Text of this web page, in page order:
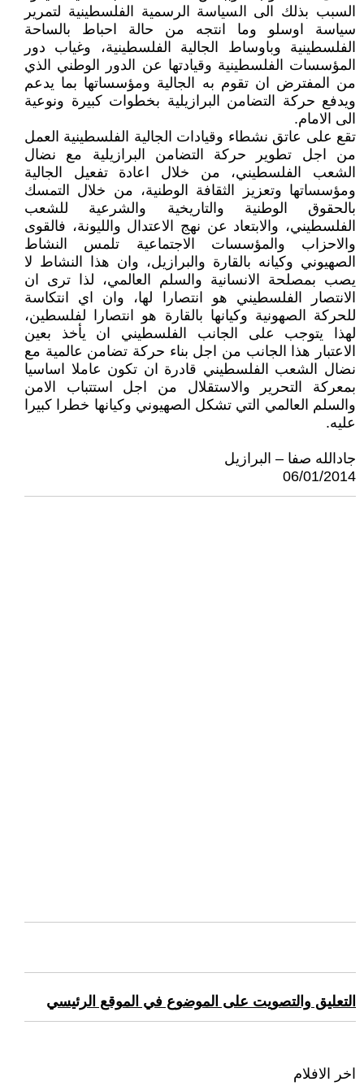
السبب بذلك الى السياسة الرسمية الفلسطينية لتمرير
سياسة اوسلو وما انتجه من حالة احباط بالساحة
الفلسطينية وباوساط الجالية الفلسطينية، وغياب دور
المؤسسات الفلسطينية وقيادتها عن الدور الوطني الذي
من المفترض ان تقوم به الجالية ومؤسساتها بما يدعم
ويدفع حركة التضامن البرازيلية بخطوات كبيرة ونوعية
الى الامام.
تقع على عاتق نشطاء وقيادات الجالية الفلسطينية العمل
من اجل تطوير حركة التضامن البرازيلية مع نضال
الشعب الفلسطيني، من خلال اعادة تفعيل الجالية
ومؤسساتها وتعزيز الثقافة الوطنية، من خلال التمسك
بالحقوق الوطنية والتاريخية والشرعية للشعب
الفلسطيني، والابتعاد عن نهج الاعتدال والليونة، فالقوى
والاحزاب والمؤسسات الاجتماعية تلمس النشاط
الصهيوني وكيانه بالقارة والبرازيل، وان هذا النشاط لا
يصب بمصلحة الانسانية والسلم العالمي، لذا ترى ان
الانتصار الفلسطيني هو انتصارا لها، وان اي انتكاسة
للحركة الصهونية وكيانها بالقارة هو انتصارا لفلسطين،
لهذا يتوجب على الجانب الفلسطيني ان يأخذ بعين
الاعتبار هذا الجانب من اجل بناء حركة تضامن عالمية مع
نضال الشعب الفلسطيني قادرة ان تكون عاملا اساسيا
بمعركة التحرير والاستقلال من اجل استتباب الامن
والسلم العالمي التي تشكل الصهيوني وكيانها خطرا كبيرا
عليه.
جادالله صفا – البرازيل
06/01/2014
التعليق والتصويت على الموضوع في الموقع الرئيسي
اخر الافلام